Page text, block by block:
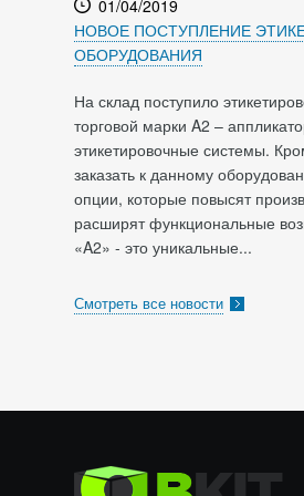
01/04/2019
НОВОЕ ПОСТУПЛЕНИЕ
ОБОРУДОВАНИЯ
На склад поступило
торговой марки A2 –
этикетировочные системы.
заказать к данному
опции, которые повысят
расширят функциональные
«A2» - это уникальные...
Смотреть все новости